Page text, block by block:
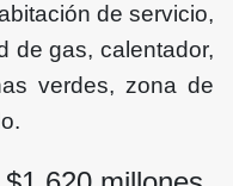
de servicio,
de gas, calentador,
verdes, zona de